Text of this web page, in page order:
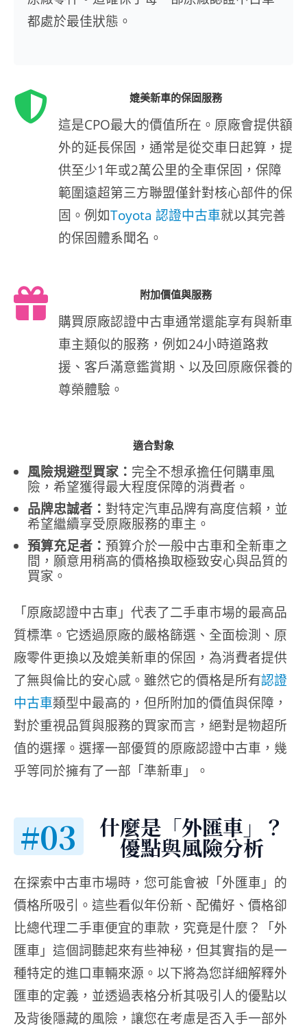
都處於最佳狀態。
媲美新車的保固服務
這是CPO最大的價值所在。原廠會提供額
外的延長保固，通常是從交車日起算，提
供至少1年或2萬公里的全車保固，保障
範圍遠超第三方聯盟僅針對核心部件的保
固。例如Toyota 認證中古車就以其完善
的保固體系聞名。
附加價值與服務
購買原廠認證中古車通常還能享有與新車
車主類似的服務，例如24小時道路救
援、客戶滿意鑑賞期、以及回原廠保養的
尊榮體驗。
適合對象
風險規避型買家： 完全不想承擔任何購車風
險，希望獲得最大程度保障的消費者。
品牌忠誠者： 對特定汽車品牌有高度信賴，並
希望繼續享受原廠服務的車主。
預算充足者： 預算介於一般中古車和全新車之
間，願意用稍高的價格換取極致安心與品質的
買家。
「原廠認證中古車」代表了二手車市場的最高品
質標準。它透過原廠的嚴格篩選、全面檢測、原
廠零件更換以及媲美新車的保固，為消費者提供
了無與倫比的安心感。雖然它的價格是所有認證
中古車類型中最高的，但所附加的價值與保障，
對於重視品質與服務的買家而言，絕對是物超所
值的選擇。選擇一部優質的原廠認證中古車，幾
乎等同於擁有了一部「準新車」。
#03 什麼是「外匯車」？
優點與風險分析
在探索中古車市場時，您可能會被「外匯車」的
價格所吸引。這些看似年份新、配備好、價格卻
比總代理二手車便宜的車款，究竟是什麼？「外
匯車」這個詞聽起來有些神秘，但其實指的是一
種特定的進口車輛來源。以下將為您詳細解釋外
匯車的定義，並透過表格分析其吸引人的優點以
及背後隱藏的風險，讓您在考慮是否入手一部外